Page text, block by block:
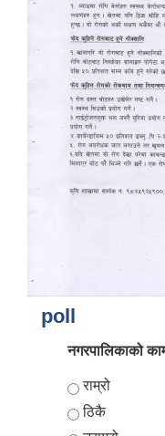
poll
नगरपालिकाको
Choices
राम्रो
ठिकै